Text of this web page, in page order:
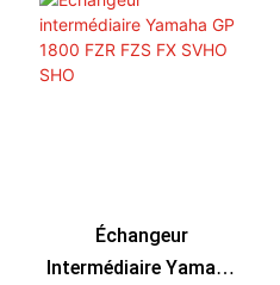
Échangeur
Intermédiaire Yamaha